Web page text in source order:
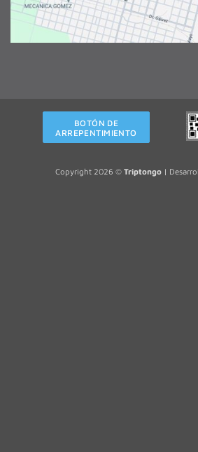
BOTÓN DE
ARREPENTIMIENTO
Copyright 2026 © Triptongo|